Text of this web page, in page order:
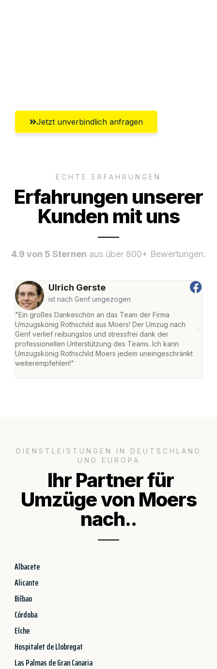
Jetzt unverbindlich anfragen
ECHTE ERFAHRUNGEN
Erfahrungen unserer
Kunden mit uns
4.9 von 5 Sternen aus über 800+ Bewertungen.
Ulrich Gerste
ist nach Genf umgezogen
"Ein großes Dankeschön an das Team der Firma
Umzugskönig Rothschild aus Moers! Der Umzug nach
Genf verlief reibungslos und stressfrei dank der
professionellen Unterstützung des Teams. Ich kann
Umzugskönig Rothschild Moers jedem uneingeschränkt
weiterempfehlen!"
DIENSTLEISTUNGEN IN DEUTSCHLAND
UND EUROPA
Ihr Partner für
Umzüge von Moers
nach..
Albacete
Alicante
Bilbao
Córdoba
Elche
Hospitalet de Llobregat
Las Palmas de Gran Canaria